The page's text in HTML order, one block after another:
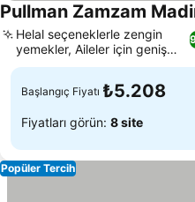
Pullman Zamzam
Helal seçeneklerle zengin
yemekler, Aileler için geniş
odalar
Başlangıç Fiyatı ₺5.208
Fiyatları görün: 8 site
Popüler Tercih